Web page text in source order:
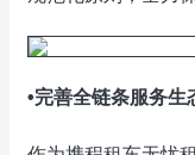
•完善全链条服务